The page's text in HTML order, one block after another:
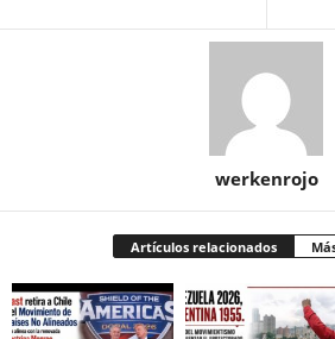
werkenrojo
Artículos relacionados